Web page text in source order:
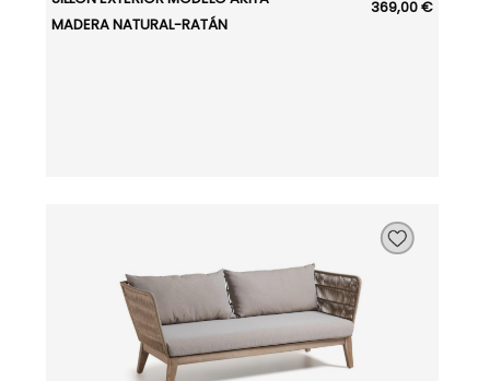
MADERA NATURAL-RATÁN
369,00 €